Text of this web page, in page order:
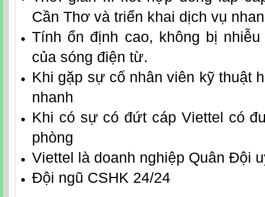
Cần Thơ và triển khai dịch vụ
Tính ổn định cao, không bị
của sóng điện từ.
Khi gặp sự cố nhân viên kỹ thuật
nhanh
Khi có sự có đứt cáp Viettel có
phòng
Viettel là doanh nghiệp Quân Đội
Đội ngũ CSHK 24/24